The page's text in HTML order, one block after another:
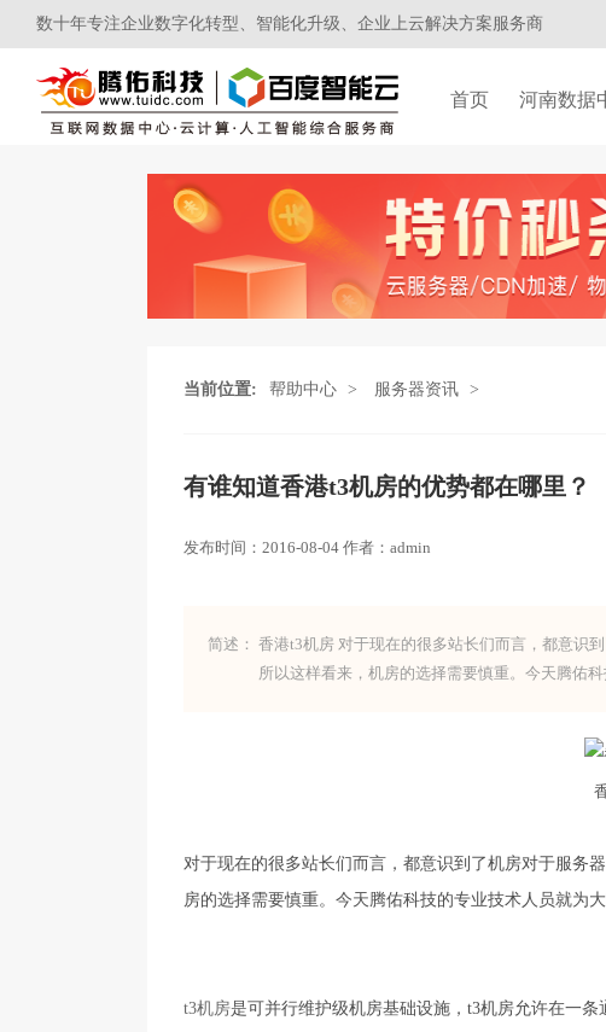
数十年专注企业数字化转型、智能化升级、企业上云解决方案服务商
首页 河南数据
当前位置: 帮助中心 > 服务器资讯 >
有谁知道香港t3机房的优势都在哪里？
发布时间： 2016-08-04 作者： admin
简述：
香港t3机房 对于现在的很多站长们而言，都意识
所以这样看来，机房的选择需要慎重。今天腾佑
对于现在的很多站长们而言，都意识到了机房对于服务
房的选择需要慎重。今天腾佑科技的专业技术人员就为
t3机房是可并行维护级机房基础设施，t3机房允许在一